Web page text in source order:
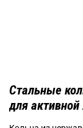
Стальные
для